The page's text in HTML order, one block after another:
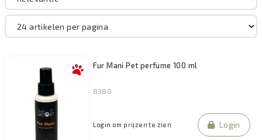
Merk
Filteren
Fur Mani Pet perfume 100 ml
8380
Login om prijzen te zien Login